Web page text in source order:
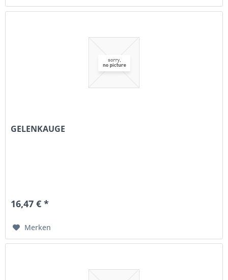
GELENKAUGE
16,47 € *
Merken